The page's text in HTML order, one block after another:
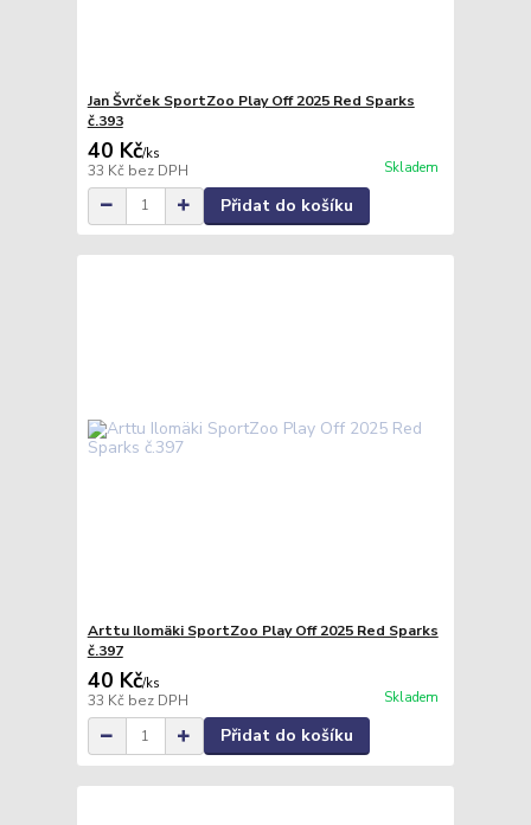
Jan Švrček SportZoo Play Off 2025 Red Sparks
č.393
40 Kč/ks
33 Kč bez DPH Skladem
Přidat do košíku
Arttu Ilomäki SportZoo Play Off 2025 Red Sparks
č.397
40 Kč/ks
33 Kč bez DPH Skladem
Přidat do košíku